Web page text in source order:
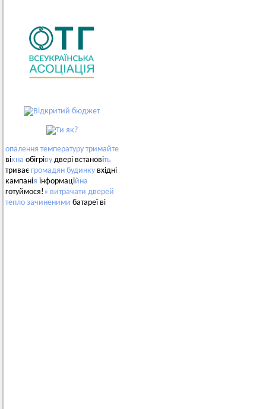
опалення температуру тримайте
вікна обігріву двері встановіть
триває громадян будинку вхідні
кампанія інформаційна
готуймося! » витрачати дверей
тепло зачиненими батареї ві